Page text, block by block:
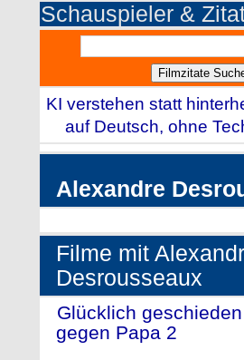
Schauspieler &
KI verstehen statt
auf Deutsch, ohne
Alexandre
Filme mit
Desrousseaux
Glücklich
gegen Papa 2